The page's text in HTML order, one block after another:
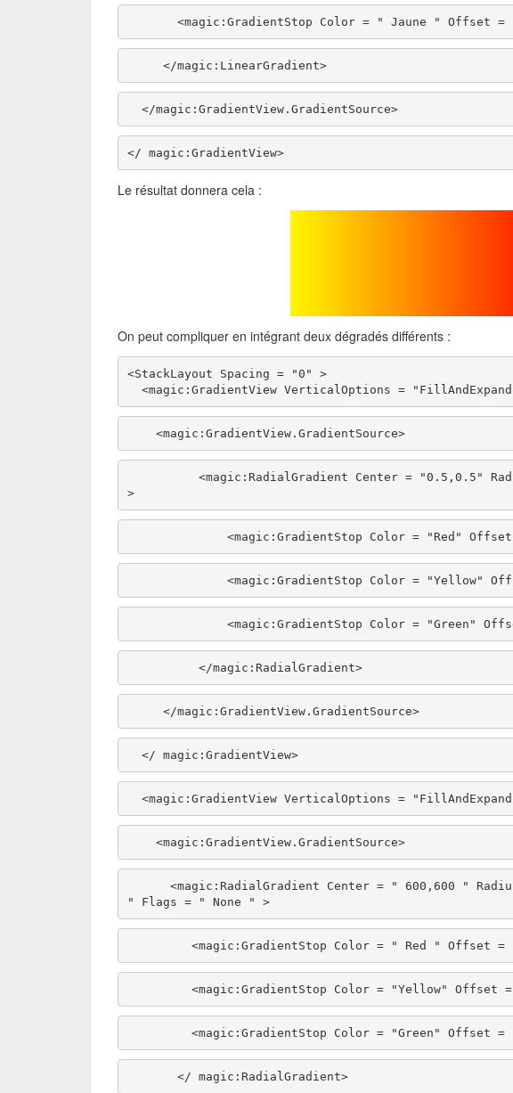
<magic:GradientStop Color = " Jaune " Offset
     </magic:LinearGradient>
  </magic:GradientView.GradientSource>
</ magic:GradientView>
Le résultat donnera cela :
On peut compliquer en intégrant deux dégradés différents :
<StackLayout Spacing = "0" >
<magic:GradientView VerticalOptions =
    <magic:GradientView.GradientSource>
>
<magic:GradientStop Color = "Red"
<magic:GradientStop Color =
<magic:GradientStop Color = "Green"
          </magic:RadialGradient>
     </magic:GradientView.GradientSource>
  </ magic:GradientView>
<magic:GradientView VerticalOptions =
    <magic:GradientView.GradientSource>
" Flags = " None " >
<magic:GradientStop Color = " Red " Offset
<magic:GradientStop Color = "Yellow" Offset
<magic:GradientStop Color = "Green" Offset
       </ magic:RadialGradient>